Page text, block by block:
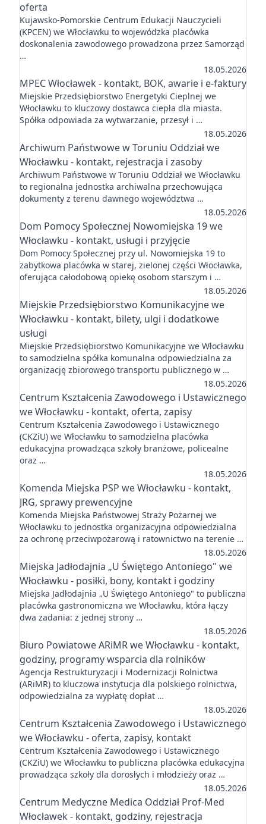
oferta
Kujawsko-Pomorskie Centrum Edukacji Nauczycieli
(KPCEN) we Włocławku to wojewódzka placówka
doskonalenia zawodowego prowadzona przez Samorząd
…
18.05.2026
MPEC Włocławek - kontakt, BOK, awarie i e-faktury
Miejskie Przedsiębiorstwo Energetyki Cieplnej we
Włocławku to kluczowy dostawca ciepła dla miasta.
Spółka odpowiada za wytwarzanie, przesył i …
18.05.2026
Archiwum Państwowe w Toruniu Oddział we
Włocławku - kontakt, rejestracja i zasoby
Archiwum Państwowe w Toruniu Oddział we Włocławku
to regionalna jednostka archiwalna przechowująca
dokumenty z terenu dawnego województwa …
18.05.2026
Dom Pomocy Społecznej Nowomiejska 19 we
Włocławku - kontakt, usługi i przyjęcie
Dom Pomocy Społecznej przy ul. Nowomiejska 19 to
zabytkowa placówka w starej, zielonej części Włocławka,
oferująca całodobową opiekę osobom starszym i …
18.05.2026
Miejskie Przedsiębiorstwo Komunikacyjne we
Włocławku - kontakt, bilety, ulgi i dodatkowe
usługi
Miejskie Przedsiębiorstwo Komunikacyjne we Włocławku
to samodzielna spółka komunalna odpowiedzialna za
organizację zbiorowego transportu publicznego w …
18.05.2026
Centrum Kształcenia Zawodowego i Ustawicznego
we Włocławku - kontakt, oferta, zapisy
Centrum Kształcenia Zawodowego i Ustawicznego
(CKZiU) we Włocławku to samodzielna placówka
edukacyjna prowadząca szkoły branżowe, policealne
oraz …
18.05.2026
Komenda Miejska PSP we Włocławku - kontakt,
JRG, sprawy prewencyjne
Komenda Miejska Państwowej Straży Pożarnej we
Włocławku to jednostka organizacyjna odpowiedzialna
za ochronę przeciwpożarową i ratownictwo na terenie …
18.05.2026
Miejska Jadłodajnia „U Świętego Antoniego" we
Włocławku - posiłki, bony, kontakt i godziny
Miejska Jadłodajnia „U Świętego Antoniego" to publiczna
placówka gastronomiczna we Włocławku, która łączy
dwa zadania: z jednej strony …
18.05.2026
Biuro Powiatowe ARiMR we Włocławku - kontakt,
godziny, programy wsparcia dla rolników
Agencja Restrukturyzacji i Modernizacji Rolnictwa
(ARiMR) to kluczowa instytucja dla polskiego rolnictwa,
odpowiedzialna za wypłatę dopłat …
18.05.2026
Centrum Kształcenia Zawodowego i Ustawicznego
we Włocławku - oferta, zapisy, kontakt
Centrum Kształcenia Zawodowego i Ustawicznego
(CKZiU) we Włocławku to publiczna placówka edukacyjna
prowadząca szkoły dla dorosłych i młodzieży oraz …
18.05.2026
Centrum Medyczne Medica Oddział Prof-Med
Włocławek - kontakt, godziny, rejestracja